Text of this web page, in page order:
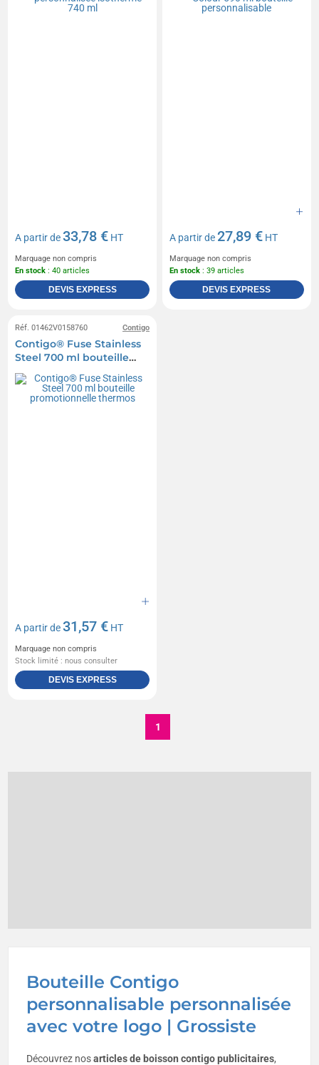
Bouteille Contigo
personnalisable personnalisée
avec votre logo | Grossiste
Découvrez nosarticles de boisson contigo publicitaires,
A partir de33,78 € HT
Marquage non compris
En stock : 40 articles
DEVIS EXPRESS
A partir de27,89 € HT
Marquage non compris
En stock : 39 articles
DEVIS EXPRESS
Contigo
Réf. 01462V0158760
Contigo® Fuse Stainless
Steel 700 ml bouteille
promotionnelle thermos
A partir de31,57 € HT
Marquage non compris
Stock limité : nous consulter
DEVIS EXPRESS
1